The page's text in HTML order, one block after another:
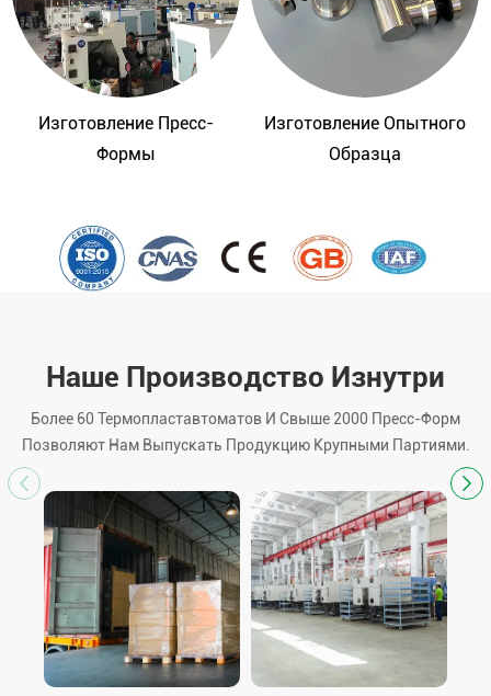
Изготовление Пресс-
Формы
Изготовление Опытного
Образца
Наше Производство Изнутри
Более 60 Термопластавтоматов И Свыше 2000 Пресс-Форм
Позволяют Нам Выпускать Продукцию Крупными Партиями.